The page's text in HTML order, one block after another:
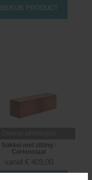
BEKIJK PRODUCT
Sokkel met zitting -
Cortenstaal
vanaf € 409,00